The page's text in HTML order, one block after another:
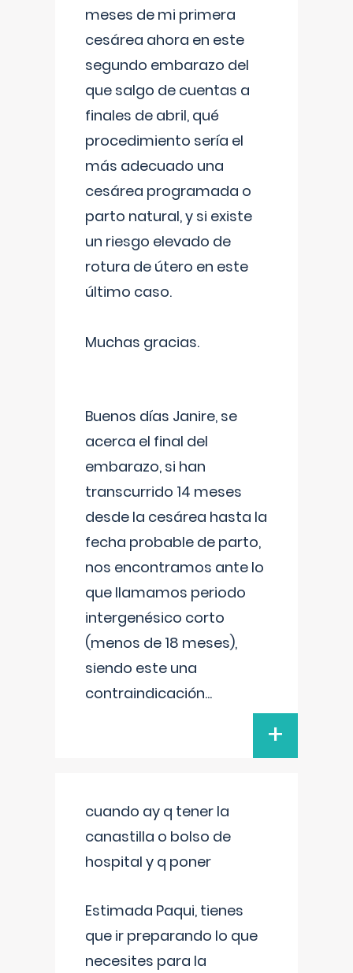
meses de mi primera
cesárea ahora en este
segundo embarazo del
que salgo de cuentas a
finales de abril, qué
procedimiento sería el
más adecuado una
cesárea programada o
parto natural, y si existe
un riesgo elevado de
rotura de útero en este
último caso.
Muchas gracias.
Buenos días Janire, se
acerca el final del
embarazo, si han
transcurrido 14 meses
desde la cesárea hasta la
fecha probable de parto,
nos encontramos ante lo
que llamamos periodo
intergenésico corto
(menos de 18 meses),
siendo este una
contraindicación...
+
cuando ay q tener la
canastilla o bolso de
hospital y q poner
Estimada Paqui, tienes
que ir preparando lo que
necesites para la